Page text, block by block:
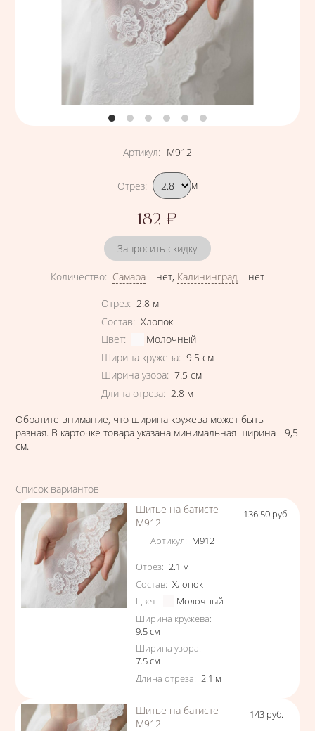
Артикул: М912
Подобрать вариант
Отрез: м
Цена
182 ₽
Запросить скидку
Количество: Самара – нет, Калининград – нет
Характеристики
Отрез: 2.8 м
Состав: Хлопок
Цвет:
Молочный
Ширина кружева: 9.5 см
Ширина узора: 7.5 см
Длина отреза: 2.8 м
Обратите внимание, что ширина кружева может быть
разная. В карточке товара указана минимальная ширина - 9,5
см.
Список вариантов
Шитье на батисте
М912
Артикул: М912
Характеристики
Отрез: 2.1 м
Состав: Хлопок
Цвет:
Молочный
Ширина кружева:
9.5см
Ширина узора:
7.5см
Длина отреза: 2.1 м
Цена
136.50 руб.
Шитье на батисте
М912
Цена
143 руб.